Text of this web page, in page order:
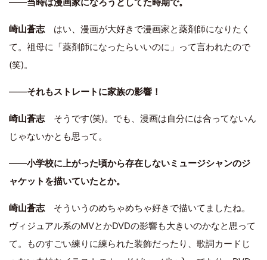
――当時は漫画家になろうとしてた時期で。
崎山蒼志はい、漫画が大好きで漫画家と薬剤師になりたく
て。祖母に「薬剤師になったらいいのに」って言われたので
(笑)。
――それもストレートに家族の影響！
崎山蒼志そうです(笑)。でも、漫画は自分には合ってないん
じゃないかとも思って。
――小学校に上がった頃から存在しないミュージシャンのジ
ャケットを描いていたとか。
崎山蒼志そういうのめちゃめちゃ好きで描いてましたね。
ヴィジュアル系のMVとかDVDの影響も大きいのかなと思って
て。ものすごい練りに練られた装飾だったり、歌詞カードじ